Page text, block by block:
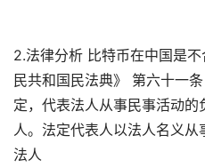
2.法律分析 比特币在中国是
民共和国民法典》 第六十一
定，代表法人从事民事活动
人。法定代表人以法人名义
法人